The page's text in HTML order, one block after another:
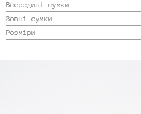
Всередині сумки
Зовні сумки
Розміри